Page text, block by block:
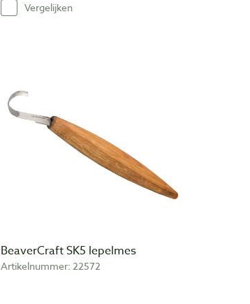
Vergelijken
BeaverCraft SK5 lepelmes
Artikelnummer: 22572